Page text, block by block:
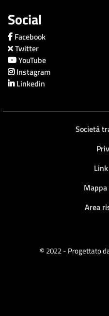
Social
Facebook
Twitter
YouTube
Instagram
Linkedin
Società
Area
© 2022 - Progettato